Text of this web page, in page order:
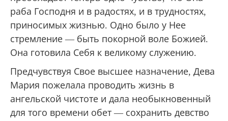
раба Господня и в радостях, и в трудностях,
приносимых жизнью. Одно было у Нее
стремление — быть покорной воле Божией.
Она готовила Себя к великому служению.
Предчувствуя Свое высшее назначение, Дева
Мария пожелала проводить жизнь в
ангельской чистоте и дала необыкновенный
для того времени обет — сохранить девство